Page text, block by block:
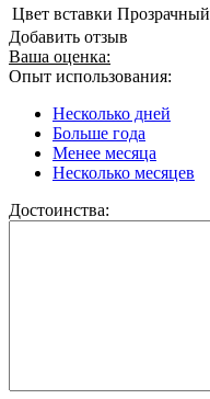
Цвет вставки Прозрачный
Добавить отзыв
Ваша оценка:
Опыт использования:
Несколько дней
Больше года
Менее месяца
Несколько месяцев
Достоинства: